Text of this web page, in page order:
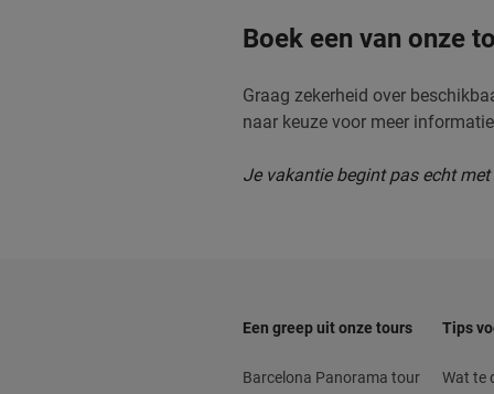
Boek een van onze
Graag zekerheid over
naar keuze voor meer
Je vakantie begint pas echt
Een greep uit onze tours
Barcelona Panorama tour
Tips
Wat te